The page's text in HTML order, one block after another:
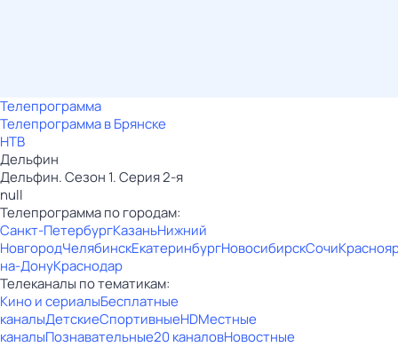
Телепрограмма
Телепрограмма в Брянске
НТВ
Дельфин
Дельфин. Сезон 1. Серия 2-я
null
Телепрограмма по городам:
Санкт-ПетербургКазаньНижний
НовгородЧелябинскЕкатеринбургНовосибирскСочи
на-ДонуКраснодар
Телеканалы по тематикам:
Кино и сериалыБесплатные
каналыДетскиеСпортивныеHDМестные
каналыПознавательные20 каналовНовостные